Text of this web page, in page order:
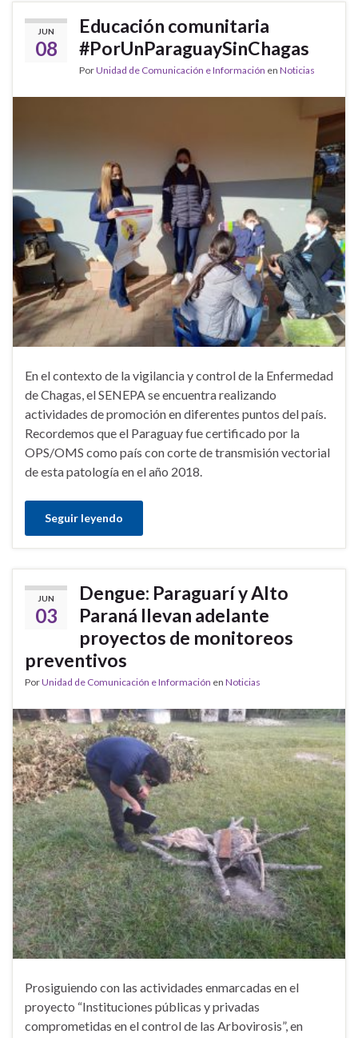
JUN
08
Educación comunitaria
#PorUnParaguaySinChagas
PorUnidad de Comunicación e Información en Noticias
En el contexto de la vigilancia y control de la Enfermedad
de Chagas, el SENEPA se encuentra realizando
actividades de promoción en diferentes puntos del país.
Recordemos que el Paraguay fue certificado por la
OPS/OMS como país con corte de transmisión vectorial
de esta patología en el año 2018.
Seguir leyendo
JUN
03
Dengue: Paraguarí y Alto
Paraná llevan adelante
proyectos de monitoreos
preventivos
PorUnidad de Comunicación e Información en Noticias
Prosiguiendo con las actividades enmarcadas en el
proyecto “Instituciones públicas y privadas
comprometidas en el control de las Arbovirosis”, en